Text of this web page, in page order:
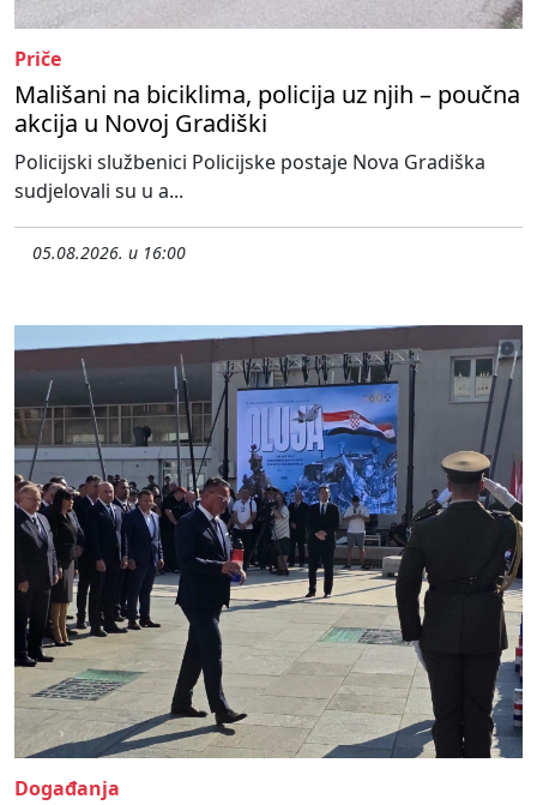
Priče
Mališani na biciklima, policija uz njih – poučna
akcija u Novoj Gradiški
Policijski službenici Policijske postaje Nova Gradiška
sudjelovali su u a...
05.08.2026. u 16:00
Događanja